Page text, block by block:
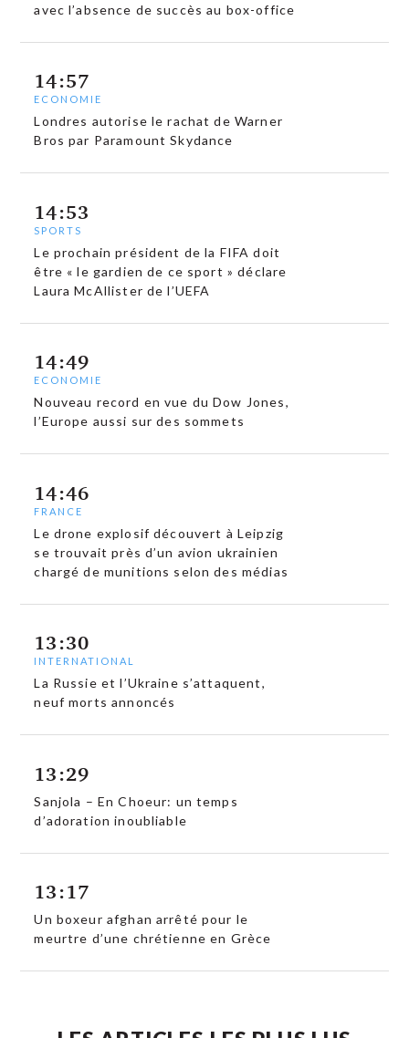
avec l’absence de succès au box-office
14:57
ECONOMIE
Londres autorise le rachat de Warner
Bros par Paramount Skydance
14:53
SPORTS
Le prochain président de la FIFA doit
être « le gardien de ce sport » déclare
Laura McAllister de l’UEFA
14:49
ECONOMIE
Nouveau record en vue du Dow Jones,
l’Europe aussi sur des sommets
14:46
FRANCE
Le drone explosif découvert à Leipzig
se trouvait près d’un avion ukrainien
chargé de munitions selon des médias
13:30
INTERNATIONAL
La Russie et l’Ukraine s’attaquent,
neuf morts annoncés
13:29
Sanjola – En Choeur: un temps
d’adoration inoubliable
13:17
Un boxeur afghan arrêté pour le
meurtre d’une chrétienne en Grèce